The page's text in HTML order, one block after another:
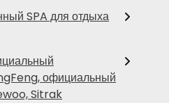
SPA для отдыха
официальный
Sitrak